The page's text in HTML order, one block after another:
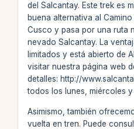
del Salcantay. Este trek es
buena alternativa al
Cusco y pasa por una ruta
nevado Salcantay. La
limitados y está abierto de
visitar nuestra página web
detalles: http://
todos los lunes, miércoles y
Asimismo, también
vuelta en tren. Puede